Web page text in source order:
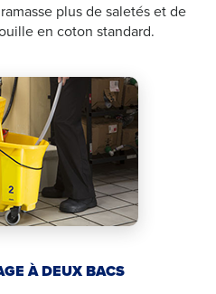
plus de saletés et de
en coton standard.
À DEUX BACS